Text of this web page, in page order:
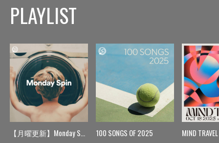
PLAYLIST
【月曜更新】Monday Spin 100 SONGS OF 2025 MIND TRAVEL